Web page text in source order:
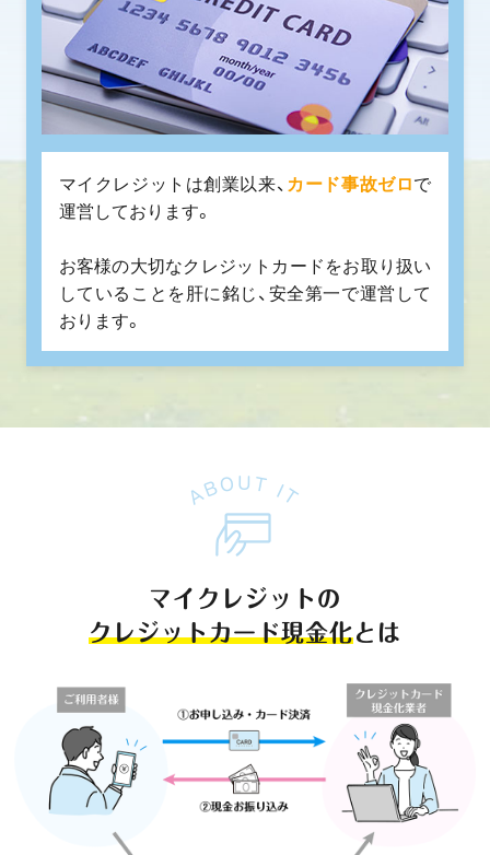
マイクレジットは創業以来、 カード事故ゼロで
運営しております。
お客様の大切なクレジットカードをお取り扱い
していることを肝に銘じ、安全第一で運営して
おります。
マイクレジットの
クレジットカード現金化とは